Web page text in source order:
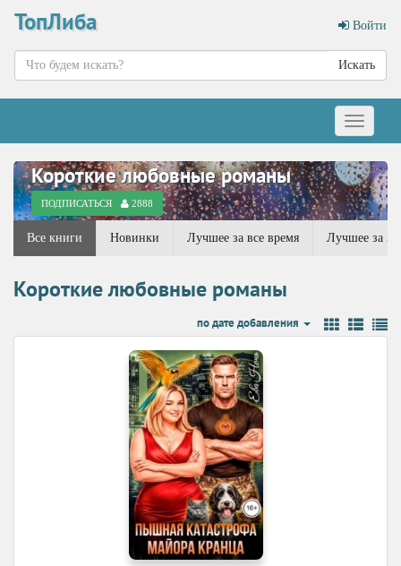
ТопЛиба Войти
Искать
Меню
Короткие любовные романы
ПОДПИСАТЬСЯ 2888
Все книги Новинки Лучшее за все время Лучшее за
Короткие любовные романы
по дате добавления